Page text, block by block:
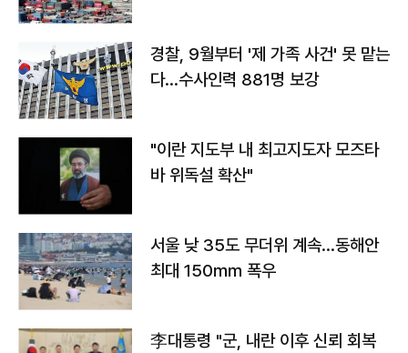
경찰, 9월부터 '제 가족 사건' 못 맡는
다…수사인력 881명 보강
"이란 지도부 내 최고지도자 모즈타
바 위독설 확산"
서울 낮 35도 무더위 계속…동해안
최대 150㎜ 폭우
李대통령 "군, 내란 이후 신뢰 회복